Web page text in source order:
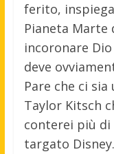
ferito,
Pianeta Marte
incoronare
deve
Pare che ci
Taylor Kitsch
conterei più
targato Disney.